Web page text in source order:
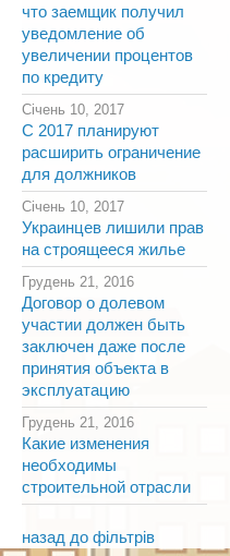
что заемщик получил
уведомление об
увеличении процентов
по кредиту
Січень 10, 2017
С 2017 планируют
расширить ограничение
для должников
Січень 10, 2017
Украинцев лишили прав
на строящееся жилье
Грудень 21, 2016
Договор о долевом
участии должен быть
заключен даже после
принятия объекта в
эксплуатацию
Грудень 21, 2016
Какие изменения
необходимы
строительной отрасли
назад до фільтрів